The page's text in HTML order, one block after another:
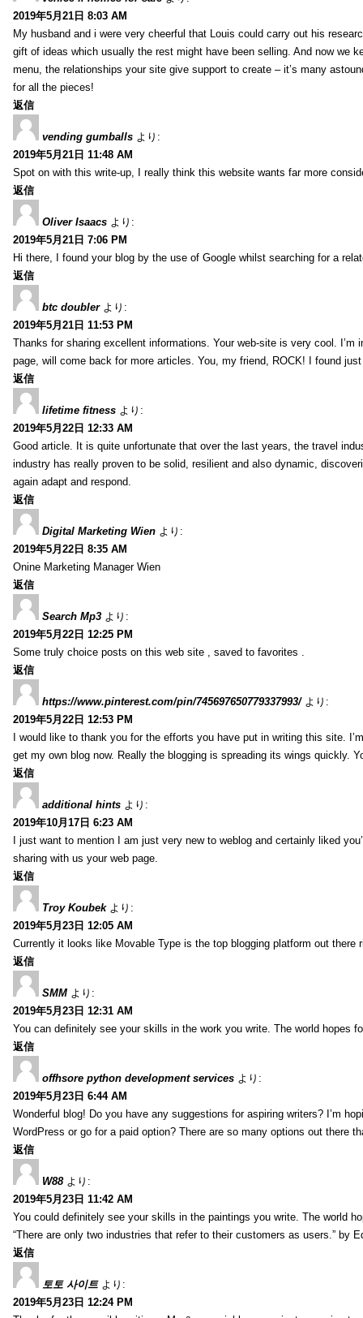
2019年5月21日 8:03 AM
My husband and i were very cheerful that Louis could carry out his
gift of ideas which usually the rest might have been selling. And now we
menu, the relationships your site give support to create – it’s many
for all the pieces!
返信
vending gumballs より:
2019年5月21日 11:48 AM
Spot on with this write-up, I really think this website wants far more
返信
Oliver Isaacs より:
2019年5月21日 7:06 PM
Hi there, I found your blog by the use of Google whilst searching for a
返信
btc doubler より:
2019年5月21日 11:53 PM
Thanks for sharing excellent informations. Your web-site is very cool.
page, will come back for more articles. You, my friend, ROCK! I found
返信
lifetime fitness より:
2019年5月22日 12:33 AM
Good article. It is quite unfortunate that over the last years, the travel
industry has really proven to be solid, resilient and also dynamic,
again adapt and respond.
返信
Digital Marketing Wien より:
2019年5月22日 8:35 AM
Onine Marketing Manager Wien
返信
Search Mp3 より:
2019年5月22日 12:25 PM
Some truly choice posts on this web site , saved to favorites .
返信
https://www.pinterest.com/pin/745697650779337993/ より:
2019年5月22日 12:53 PM
I would like to thank you for the efforts you have put in writing this site.
get my own blog now. Really the blogging is spreading its wings quickly.
返信
additional hints より:
2019年10月17日 6:23 AM
I just want to mention I am just very new to weblog and certainly liked
sharing with us your web page.
返信
Troy Koubek より:
2019年5月23日 12:05 AM
Currently it looks like Movable Type is the top blogging platform out
返信
SMM より:
2019年5月23日 12:31 AM
You can definitely see your skills in the work you write. The world hopes
返信
offhsore python development services より:
2019年5月23日 6:44 AM
Wonderful blog! Do you have any suggestions for aspiring writers? I’m
WordPress or go for a paid option? There are so many options out there
返信
W88 より:
2019年5月23日 11:42 AM
You could definitely see your skills in the paintings you write. The world
“There are only two industries that refer to their customers as users.” by
返信
토토 사이트 より:
2019年5月23日 12:24 PM